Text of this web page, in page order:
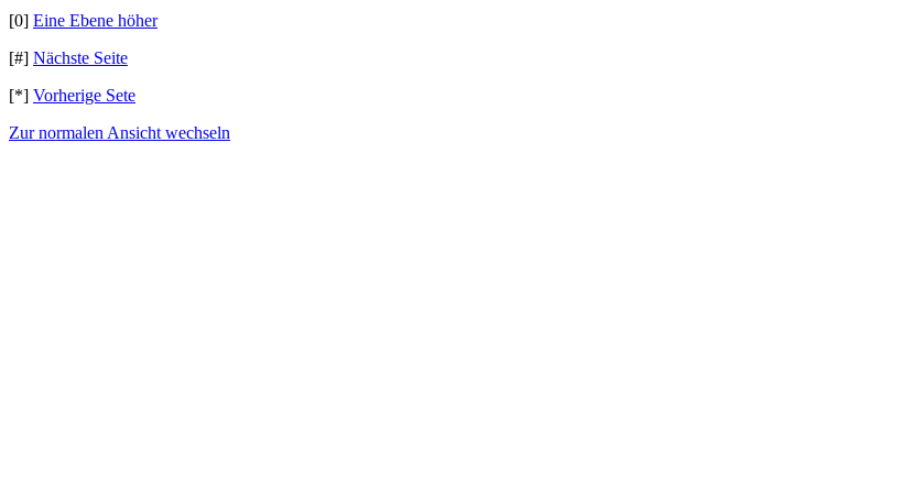
[0] Eine Ebene höher
[#] Nächste Seite
[*] Vorherige Sete
Zur normalen Ansicht wechseln